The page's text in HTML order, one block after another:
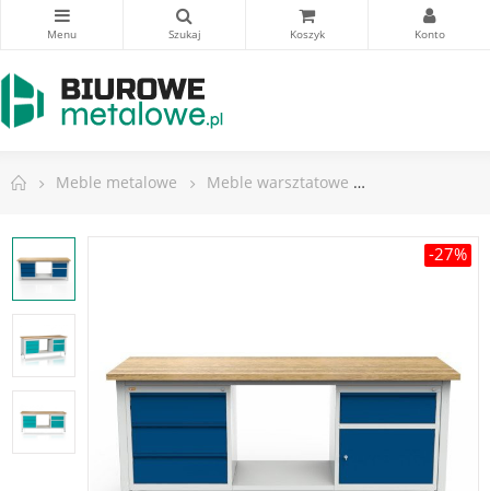
Meble metalowe Meble warsztatowe
-27%